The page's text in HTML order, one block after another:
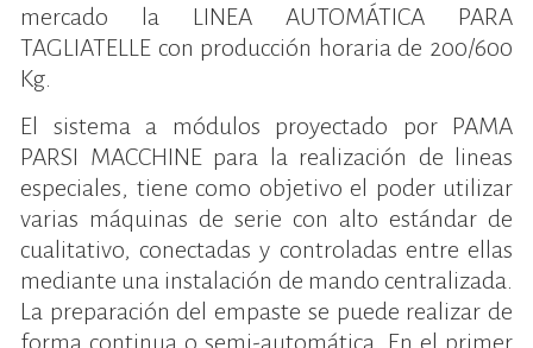
mercado la LINEA AUTOMÁTICA PARA
TAGLIATELLE con producción horaria de 200/600
Kg.
El sistema a módulos proyectado por PAMA
PARSI MACCHINE para la realización de lineas
especiales, tiene como objetivo el poder utilizar
varias máquinas de serie con alto estándar de
cualitativo, conectadas y controladas entre ellas
mediante una instalación de mando centralizada.
La preparación del empaste se puede realizar de
forma continua o semi-automática. En el primer